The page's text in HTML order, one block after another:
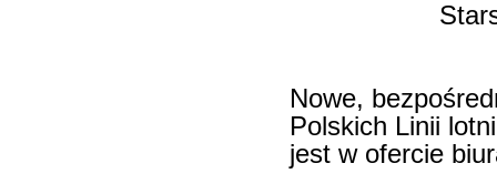
Nowe,
Polskich Linii
jest w ofercie